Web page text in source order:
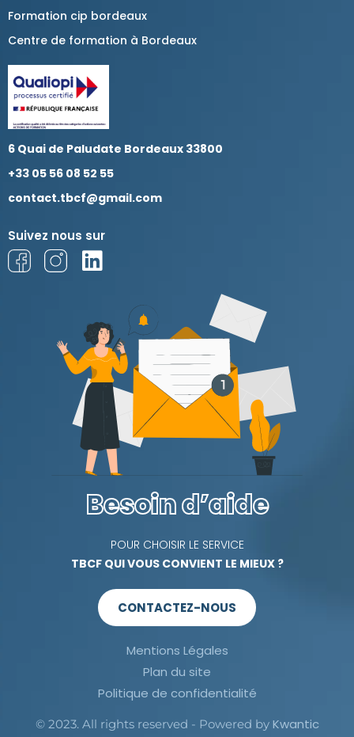
Formation cip bordeaux
Centre de formation à Bordeaux
6 Quai de Paludate Bordeaux 33800
+33 05 56 08 52 55
contact.tbcf@gmail.com
Suivez nous sur
Besoin d’aide
POUR CHOISIR LE SERVICE
TBCF QUI VOUS CONVIENT LE MIEUX ?
CONTACTEZ-NOUS
Mentions Légales
Plan du site
Politique de confidentialité
© 2023. All rights reserved - Powered by Kwantic